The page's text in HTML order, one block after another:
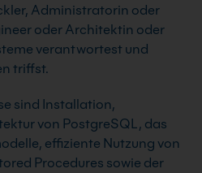
Administratorin oder
oder Architektin oder
verantwortest und
triffst.
sind Installation,
von PostgreSQL, das
effiziente Nutzung von
Procedures sowie der